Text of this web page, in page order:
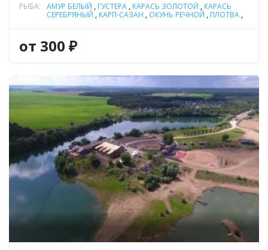
РЫБА:
АМУР БЕЛЫЙ , ГУСТЕРА , КАРАСЬ ЗОЛОТОЙ , КАРАСЬ
СЕРЕБРЯНЫЙ , КАРП-САЗАН , ОКУНЬ РЕЧНОЙ , ПЛОТВА ,
от 300 ₽